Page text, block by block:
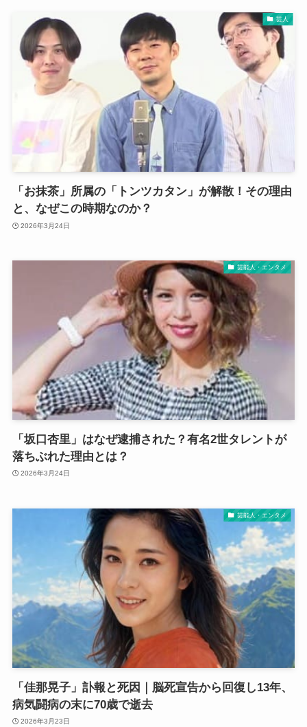
芸人
「お抹茶」所属の「トンツカタン」が解散！その理由
と、なぜこの時期なのか？
2026年3月24日
芸能人・エンタメ
「坂口杏里」はなぜ逮捕された？有名2世タレントが
落ちぶれた理由とは？
2026年3月24日
芸能人・エンタメ
「佳那晃子」訃報と死因｜脳死宣告から回復し13年、
病気闘病の末に70歳で逝去
2026年3月23日